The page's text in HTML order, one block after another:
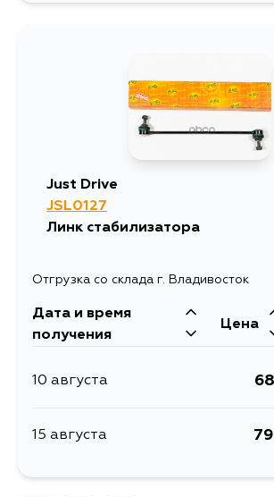
Just Drive
JSL0127
Линк стабилизатора
Отгрузка со склада г. Владивосток
Дата и время
получения
Цена
10 августа
15 августа